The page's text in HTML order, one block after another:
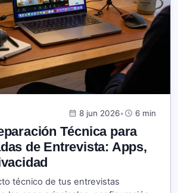
calendar_month 8 jun 2026•schedule 6 min
Técnica para
de Entrevista: Apps,
técnico de tus entrevistas